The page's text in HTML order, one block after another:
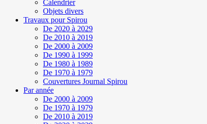
Calendrier
Objets divers
Travaux pour Spirou
De 2020 à 2029
De 2010 à 2019
De 2000 à 2009
De 1990 à 1999
De 1980 à 1989
De 1970 à 1979
Couvertures Journal Spirou
Par année
De 2000 à 2009
De 1970 à 1979
De 2010 à 2019